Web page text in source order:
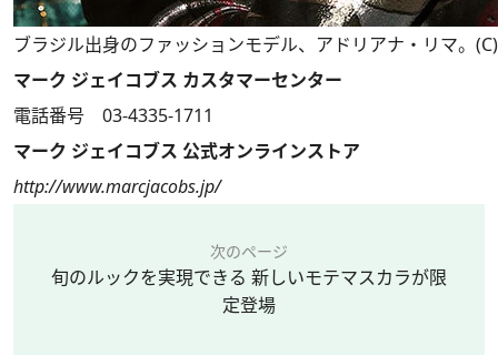
ブラジル出身のファッションモデル、アドリアナ・リマ。
マーク ジェイコブス カスタマーセンター
電話番号 03-4335-1711
マーク ジェイコブス 公式オンラインストア
http://www.marcjacobs.jp/
次のページ
旬のルックを実現できる 新しいモテマスカラが限
定登場